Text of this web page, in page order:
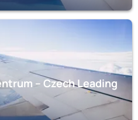
– Czech Leading